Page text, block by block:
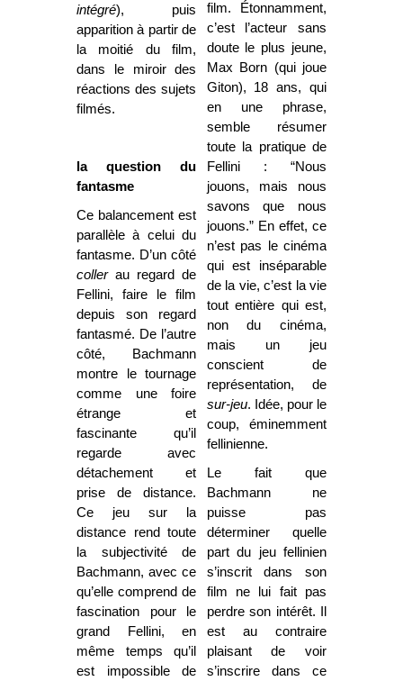
intégré), puis
apparition à partir de
la moitié du film,
dans le miroir des
réactions des sujets
filmés.
la question du
fantasme
Ce balancement est
parallèle à celui du
fantasme. D’un côté
collerau regard de
Fellini, faire le film
depuis son regard
fantasmé. De l’autre
côté, Bachmann
montre le tournage
comme une foire
étrange et
fascinante qu’il
regarde avec
détachement et
prise de distance.
Ce jeu sur la
distance rend toute
la subjectivité de
Bachmann, avec ce
qu’elle comprend de
fascination pour le
grand Fellini, en
même temps qu’il
est impossible de
film. Étonnamment,
c’est l’acteur sans
doute le plus jeune,
Max Born (qui joue
Giton), 18 ans, qui
en une phrase,
semble résumer
toute la pratique de
Fellini : “Nous
jouons, mais nous
savons que nous
jouons.” En effet, ce
n’est pas le cinéma
qui est inséparable
de la vie, c’est la vie
tout entière qui est,
non du cinéma,
mais un jeu
conscient de
représentation, de
sur-jeu. Idée, pour le
coup, éminemment
fellinienne.
Le fait que
Bachmann ne
puisse pas
déterminer quelle
part du jeu fellinien
s’inscrit dans son
film ne lui fait pas
perdre son intérêt. Il
est au contraire
plaisant de voir
s’inscrire dans ce